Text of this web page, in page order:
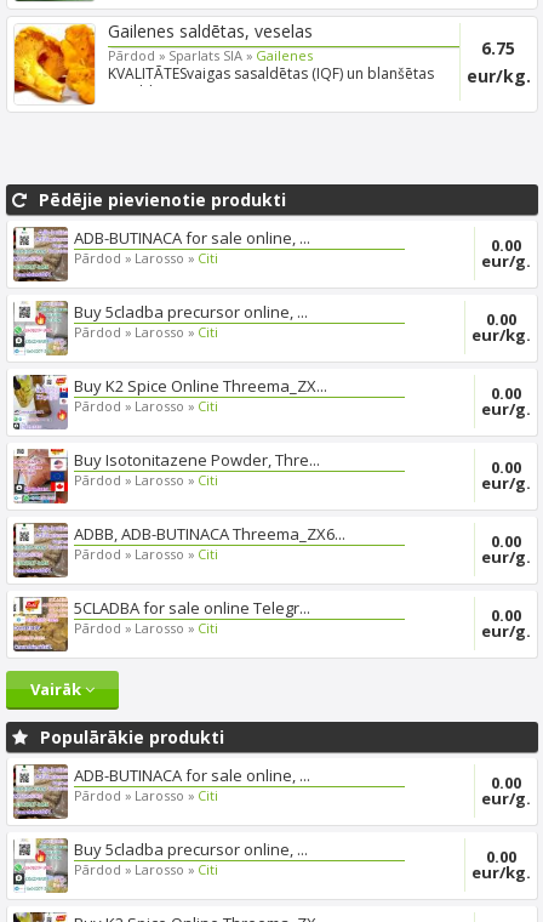
Gailenes saldētas, veselas
Pārdod » Sparlats SIA » Gailenes
KVALITĀTESvaigas sasaldētas (IQF) un blanšētas
sasaldētas (I...
6.75
eur/kg.
Pēdējie pievienotie produkti
ADB-BUTINACA for sale online, ...
Pārdod » Larosso » Citi
0.00
eur/g.
Buy 5cladba precursor online, ...
Pārdod » Larosso » Citi
0.00
eur/kg.
Buy K2 Spice Online Threema_ZX...
Pārdod » Larosso » Citi
0.00
eur/g.
Buy Isotonitazene Powder, Thre...
Pārdod » Larosso » Citi
0.00
eur/g.
ADBB, ADB-BUTINACA Threema_ZX6...
Pārdod » Larosso » Citi
0.00
eur/g.
5CLADBA for sale online Telegr...
Pārdod » Larosso » Citi
0.00
eur/g.
Vairāk
Populārākie produkti
ADB-BUTINACA for sale online, ...
Pārdod » Larosso » Citi
0.00
eur/g.
Buy 5cladba precursor online, ...
Pārdod » Larosso » Citi
0.00
eur/kg.